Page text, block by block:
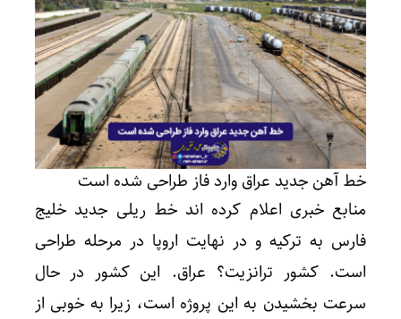
خط آهن جدید عراق وارد فاز طراحی شده است
منابع خبری اعلام کرده اند خط ریلی جدید خلیج
فارس به ترکیه و در نهایت اروپا در مرحله طراحی
است. کشور ترانزیت؟ عراق. این کشور در حال
سرعت بخشیدن به این پروژه است، زیرا به خوبی از